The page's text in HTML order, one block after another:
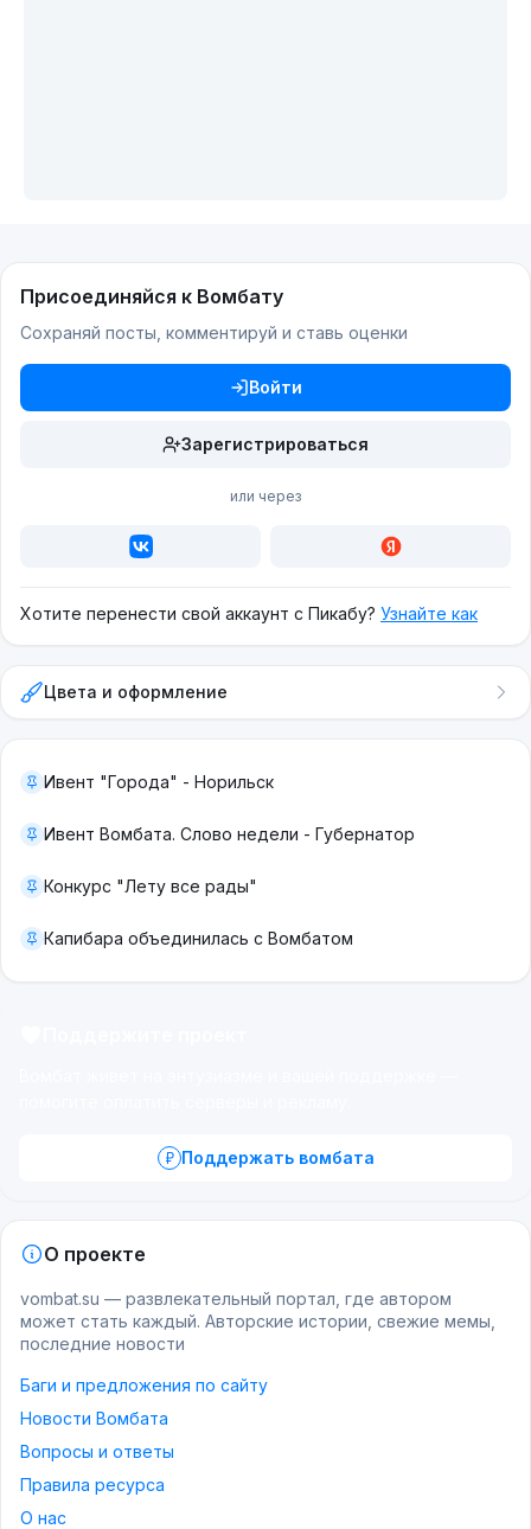
Присоединяйся к Вомбату
Сохраняй посты, комментируй и ставь оценки
Войти
Зарегистрироваться
или через
Хотите перенести свой аккаунт с Пикабу? Узнайте как
Цвета и оформление
Ивент "Города" - Норильск
Ивент Вомбата. Слово недели - Губернатор
Конкурс "Лету все рады"
Капибара объединилась с Вомбатом
Поддержать вомбата
О проекте
vombat.su — развлекательный портал, где автором
может стать каждый. Авторские истории, свежие мемы,
последние новости
Баги и предложения по сайту
Новости Вомбата
Вопросы и ответы
Правила ресурса
О нас